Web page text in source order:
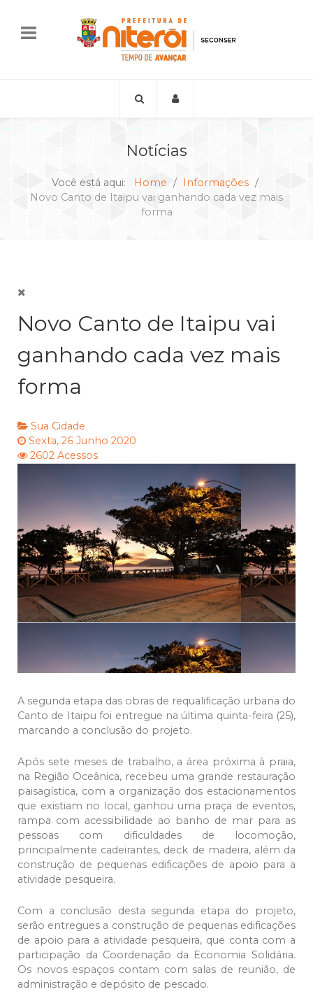
Notícias
Você está aqui: Home
Informações
Novo Canto de Itaipu vai ganhando cada vez mais
forma
Novo Canto de Itaipu vai
ganhando cada vez mais
forma
Sua Cidade
Sexta, 26 Junho 2020
2602 Acessos
A segunda etapa das obras de requalificação urbana do
Canto de Itaipu foi entregue na última quinta-feira (25),
marcando a conclusão do projeto.
Após sete meses de trabalho, a área próxima à praia,
na Região Oceânica, recebeu uma grande restauração
paisagística, com a organização dos estacionamentos
que existiam no local, ganhou uma praça de eventos,
rampa com acessibilidade ao banho de mar para as
pessoas com dificuldades de locomoção,
principalmente cadeirantes, deck de madeira, além da
construção de pequenas edificações de apoio para a
atividade pesqueira.
Com a conclusão desta segunda etapa do projeto,
serão entregues a construção de pequenas edificações
de apoio para a atividade pesqueira, que conta com a
participação da Coordenação da Economia Solidária.
Os novos espaços contam com salas de reunião, de
administração e depósito de pescado.